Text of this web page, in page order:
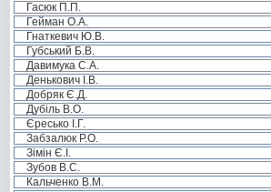
Гасюк П.П.
Гейман О.А.
Гнаткевич Ю.В.
Губський Б.В.
Давимука С.А.
Денькович І.В.
Добряк Є.Д.
Дубіль В.О.
Єресько І.Г.
Забзалюк Р.О.
Зімін Є.І.
Зубов В.С.
Кальченко В.М.